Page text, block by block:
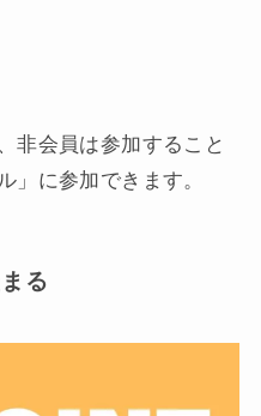
非会員は参加すること
」に参加できます。
る